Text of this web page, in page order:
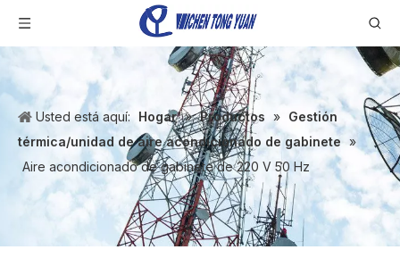
Usted está aquí: Hogar » Productos » Gestión
térmica/unidad de aire acondicionado de gabinete »
Aire acondicionado de gabinete de 220 V 50 Hz